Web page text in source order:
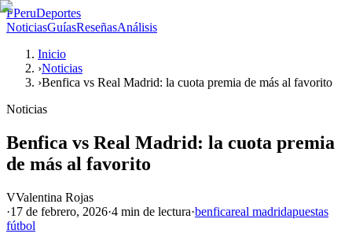
PPeruDeportes
NoticiasGuíasReseñasAnálisis
Inicio
›Noticias
›Benfica vs Real Madrid: la cuota premia de más al favorito
Noticias
Benfica vs Real Madrid: la cuota premia
de más al favorito
VValentina Rojas
·17 de febrero, 2026·4 min de lectura·benficareal madridapuestas
fútbol